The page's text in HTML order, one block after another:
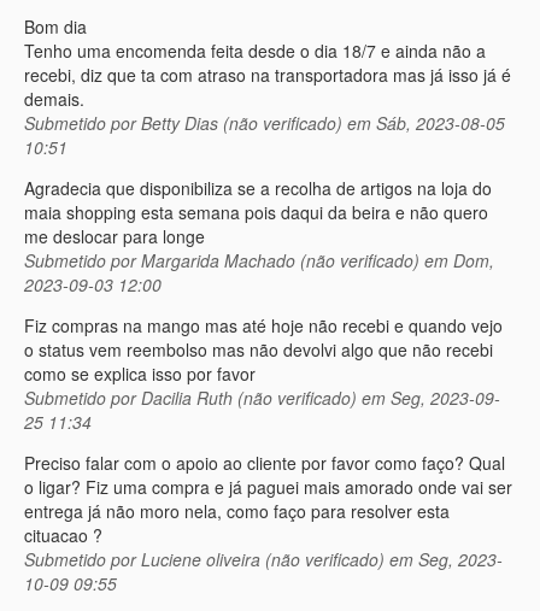
Bom dia
Tenho uma encomenda feita desde o dia 18/7 e ainda não a
recebi, diz que ta com atraso na transportadora mas já isso já é
demais.
Submetido porBetty Dias (não verificado) em Sáb, 2023-08-05
10:51
Agradecia que disponibiliza se a recolha de artigos na loja do
maia shopping esta semana pois daqui da beira e não quero
me deslocar para longe
Submetido porMargarida Machado (não verificado) em Dom,
2023-09-03 12:00
Fiz compras na mango mas até hoje não recebi e quando vejo
o status vem reembolso mas não devolvi algo que não recebi
como se explica isso por favor
Submetido porDacilia Ruth (não verificado) em Seg, 2023-09-
25 11:34
Preciso falar com o apoio ao cliente por favor como faço? Qual
o ligar? Fiz uma compra e já paguei mais amorado onde vai ser
entrega já não moro nela, como faço para resolver esta
cituacao ?
Submetido porLuciene oliveira (não verificado) em Seg, 2023-
10-09 09:55